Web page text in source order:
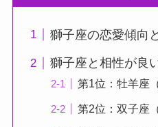
獅子座の恋愛傾向
獅子座と相性が良
第1位：牡羊座
第2位：双子座